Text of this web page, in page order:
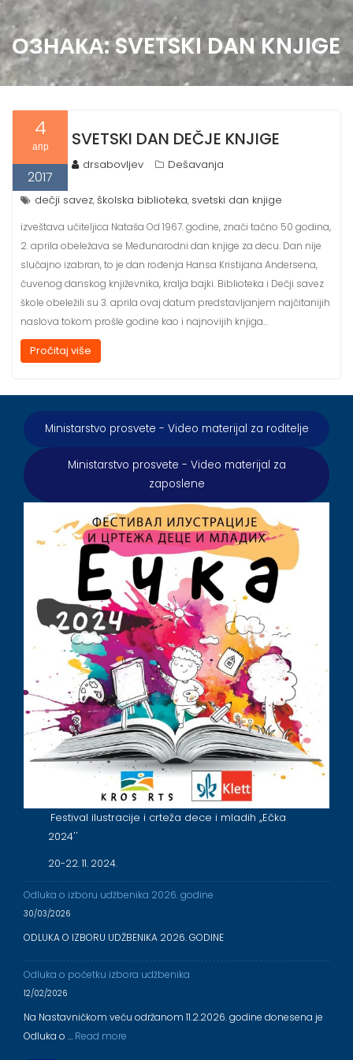
ОЗНАКА:SVETSKI DAN KNJIGE
4
апр
2017
SVETSKI DAN DEČJE KNJIGE
drsabovljev Dešavanja
dečji savez,školska biblioteka, svetski dan knjige
izveštava učiteljica Nataša Od 1967. godine, znači tačno 50 godina,
2. aprila obeležava se Međunarodni dan knjige za decu. Dan nije
slučajno izabran, to je dan rođenja Hansa Kristijana Andersena,
čuvenog danskog književnika, kralja bajki. Biblioteka i Dečji savez
škole obeležili su 3. aprila ovaj datum predstavljanjem najčitanijih
naslova tokom prošle godine kao i najnovijih knjiga…
Pročitaj više
Ministarstvo prosvete - Video materijal za roditelje
Ministarstvo prosvete - Video materijal za
zaposlene
Festival ilustracije i crteža dece i mladih ,,Ečka
2024''
20-22. 11. 2024.
Odluka o izboru udžbenika 2026. godine
30/03/2026
ODLUKA O IZBORU UDŽBENIKA 2026. GODINE
Odluka o početku izbora udžbenika
12/02/2026
Na Nastavničkom veću održanom 11.2.2026. godine donesena je
Odluka o … Read more